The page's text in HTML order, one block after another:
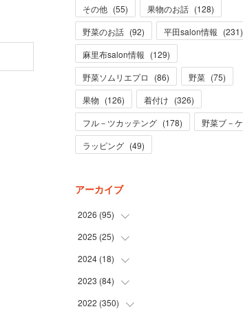
その他 (55) 果物のお話 (128)
野菜のお話 (92) 平田salon情報 (231)
麻里布salon情報 (129)
野菜ソムリエプロ
(86) 野菜 (75)
果物 (126) 着付け (326)
フル－ツカッテング (178) 野菜ブ－ケ
ラッピング (49)
アーカイブ
2026 (95)
(5
(31
)
(28
)
(31
2025 (25)
(3
(19
)
(1)
2024 (18)
(1
(12
2023 (84)
(1)
2022 (350)